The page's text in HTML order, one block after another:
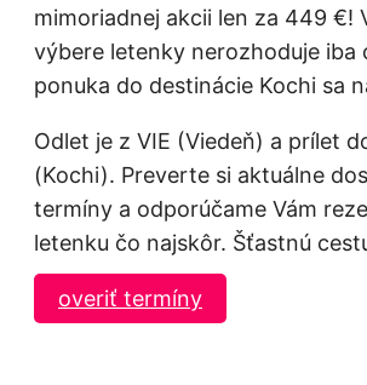
mimoriadnej akcii len za 449 €!
výbere letenky nerozhoduje iba
ponuka do destinácie Kochi sa
Odlet je z VIE (Viedeň) a prílet
(Kochi). Preverte si aktuálne
termíny a odporúčame Vám
letenku čo najskôr. Šťastnú
overiť termíny